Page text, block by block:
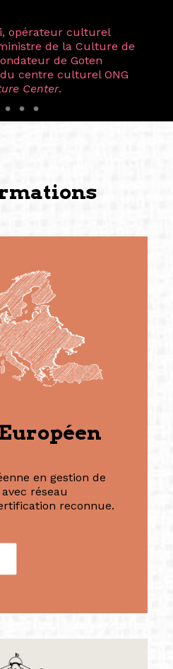
opérateur culturel
de la Culture de
de Goten
centre culturel ONG
Center.
en gestion de
réseau
reconnue.